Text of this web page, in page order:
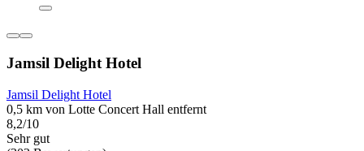
Jamsil Delight Hotel
Jamsil Delight Hotel
0,5 km von Lotte Concert Hall entfernt
8,2/10
Sehr gut